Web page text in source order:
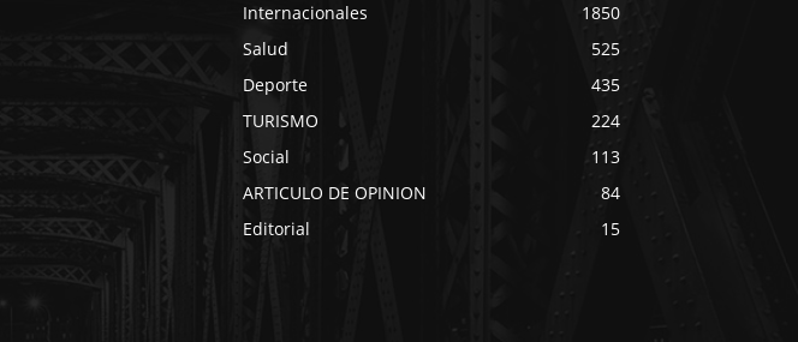
Internacionales
1850
Salud
525
Deporte
435
TURISMO
224
Social
113
ARTICULO DE OPINION
84
Editorial
15